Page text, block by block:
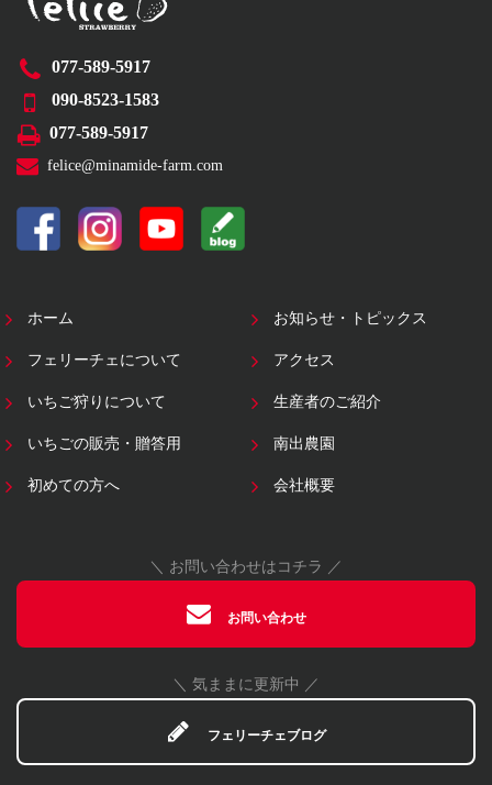
077-589-5917
090-8523-1583
077-589-5917
felice@minamide-farm.com
ホーム
フェリーチェについて
いちご狩りについて
いちごの販売・贈答用
初めての方へ
お知らせ・トピックス
アクセス
生産者のご紹介
南出農園
会社概要
＼ お問い合わせはコチラ ／
お問い合わせ
＼ 気ままに更新中 ／
フェリーチェブログ